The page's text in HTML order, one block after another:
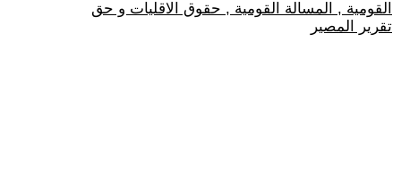
القومية , المسالة القومية , حقوق الاقليات و حق
تقرير المصير